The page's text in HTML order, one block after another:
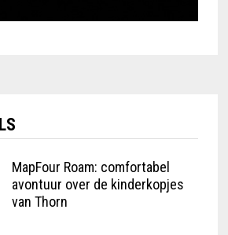
MapFour Roam: comfortabel
avontuur over de kinderkopjes
van Thorn